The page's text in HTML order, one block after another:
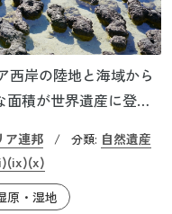
西岸の陸地と海域から
面積が世界遺産に登録
ングローブ林、外湾に
場所には世界最大級
危機に瀕している多
ア連邦 / 分類: 自然遺産
(ix)(x)
原・湿地